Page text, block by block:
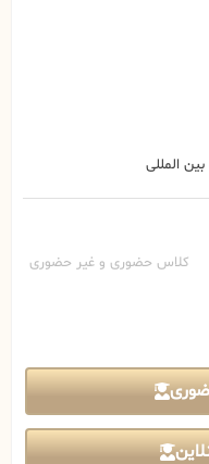
المللی
کلاس حضوری و غیر حضوری